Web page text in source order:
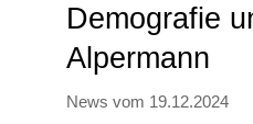
Demografie
Alpermann
News vom 19.12.2024